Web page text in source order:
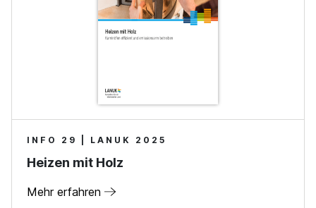
INFO 29 | LANUK 2025
Heizen mit Holz
Mehr erfahren